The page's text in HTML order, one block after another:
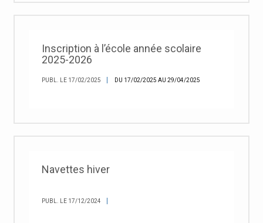
Inscription à l’école année scolaire
2025-2026
PUBL. LE 17/02/2025 DU 17/02/2025 AU 29/04/2025
Navettes hiver
PUBL. LE 17/12/2024